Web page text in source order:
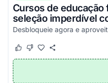
Cursos de
seleção imperdível
Este cupom funcionou
Este cupom não funcionou